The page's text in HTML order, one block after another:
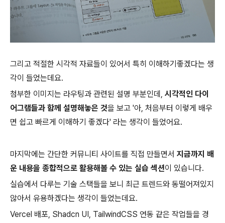
그리고 적절한 시각적 자료들이 있어서 특히 이해하기좋겠다는 생
각이 들었는데요.
첨부한 이미지는 라우팅과 관련된 설명 부분인데, 시각적인 다이
어그램들과 함께 설명해놓은 것을 보고 '아, 처음부터 이렇게 배우
면 쉽고 빠르게 이해하기 좋겠다' 라는 생각이 들었어요.
마지막에는 간단한 커뮤니티 사이트를 직접 만들면서 지금까지 배
운 내용을 종합적으로 활용해볼 수 있는 실습 섹션이 있습니다.
실습에서 다루는 기술 스택들을 보니 최근 트렌드와 동떨어져있지
않아서 유용하겠다는 생각이 들었는데요.
Vercel 배포, Shadcn UI, TailwindCSS 연동 같은 작업들을 경